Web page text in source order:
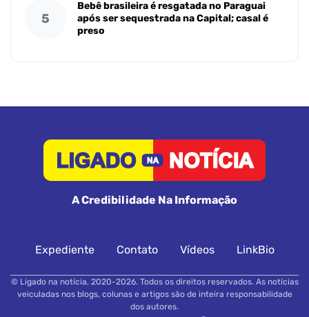
5
Bebê brasileira é resgatada no Paraguai
após ser sequestrada na Capital; casal é
preso
A Credibilidade Na Informação
Expediente Contato Vídeos LinkBio
© Ligado na notícia, 2020-2026. Todos os direitos reservados. As notícias
veiculadas nos blogs, colunas e artigos são de inteira responsabilidade
dos autores.